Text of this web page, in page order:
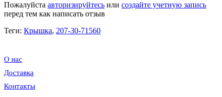
Пожалуйста авторизируйтесь или создайте учетную запись
перед тем как написать отзыв
Теги: Крышка, 207-30-71560
О нас
Доставка
Контакты